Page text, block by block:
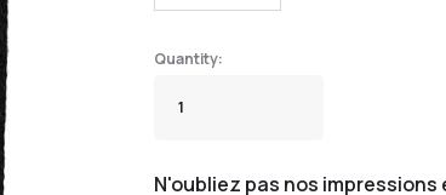
N'oubliez pas nos impressions